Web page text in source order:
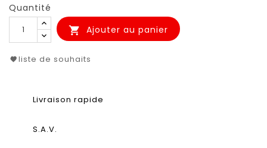
Quantité
 Ajouter au panier
liste de souhaits
Livraison rapide
S.A.V.